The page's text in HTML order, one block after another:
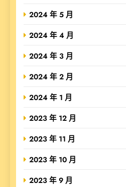
2024 年 5 月
2024 年 4 月
2024 年 3 月
2024 年 2 月
2024 年 1 月
2023 年 12 月
2023 年 11 月
2023 年 10 月
2023 年 9 月